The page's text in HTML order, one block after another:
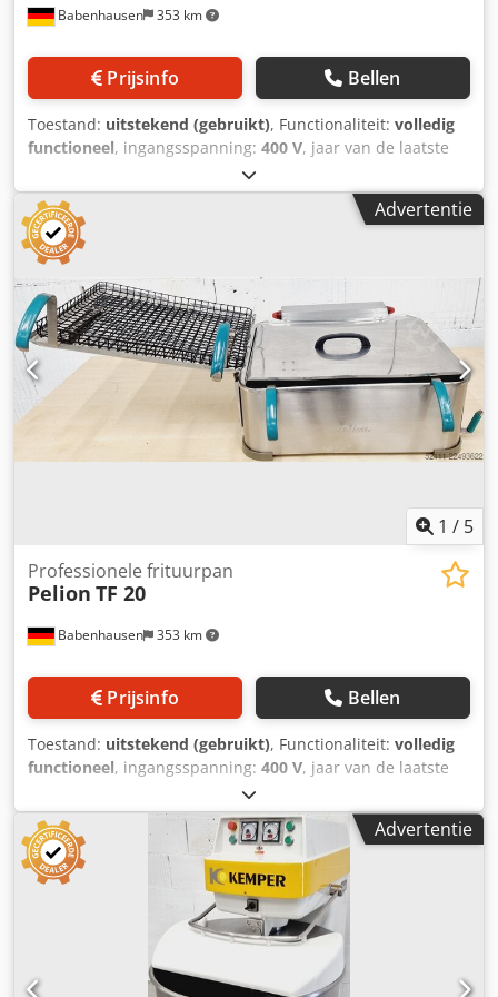
Babenhausen 353 km
Prijsinfo Bellen
Toestand: uitstekend (gebruikt), Functionaliteit: volledig
functioneel, ingangsspanning: 400 V, jaar van de laatste
, type ingangsstroom:
tafel, model esback24 Uitvoering in roestvrij staal 2
fritzemanden met opvangbak in het stoomdeksel
Verwarming van de vetbak, handmatig instelbaar tot 200°C
eenvoudige technologie Aansluiting 400V, 16A-CEE stekker
Gebruikt apparaat met garantie Kom langs! Dkjdpfx
Aszrrubjp Ijr
Advertentie
1 / 5
Babenhausen 353 km
Professionele frituurpan
Pelion TF 20
Prijsinfo Bellen
Toestand: uitstekend (gebruikt), Functionaliteit: volledig
functioneel, ingangsspanning: 400 V, jaar van de laatste
, type ingangsstroom:
Pelion TF20 Uitvoering in roestvrij staal 2 fritzemanden met
lekbak in het stoomdeksel Verwarmingsplaat voor de
vetbak, handmatig instelbaar tot 200°C Capaciteit: ca. 200
stuks/uur Djdpozrrq Ajfx Ap Iskr Aansluiting 400V, 16A-
CEE-stekker Gebruikt apparaat Bezoek ons!
Advertentie